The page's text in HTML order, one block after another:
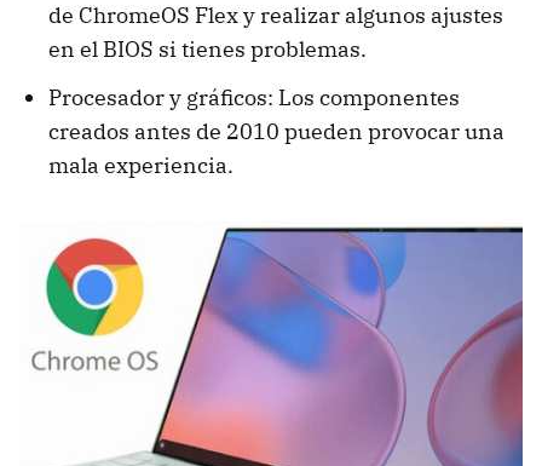
de ChromeOS Flex y realizar algunos ajustes
en el BIOS si tienes problemas.
Procesador y gráficos: Los componentes
creados antes de 2010 pueden provocar una
mala experiencia.